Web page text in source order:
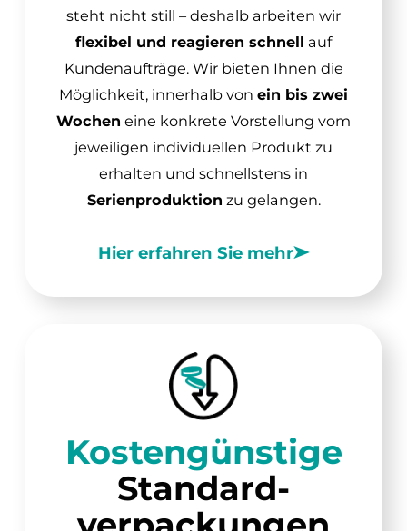
steht nicht still – deshalb arbeiten wir
flexibel und reagieren schnell auf
Kundenaufträge. Wir bieten Ihnen die
Möglichkeit, innerhalb von ein bis zwei
Wochen eine konkrete Vorstellung vom
jeweiligen individuellen Produkt zu
erhalten und schnellstens in
Serienproduktion zu gelangen.
Hier erfahren Sie mehr
Kosten­günstige
Standard­